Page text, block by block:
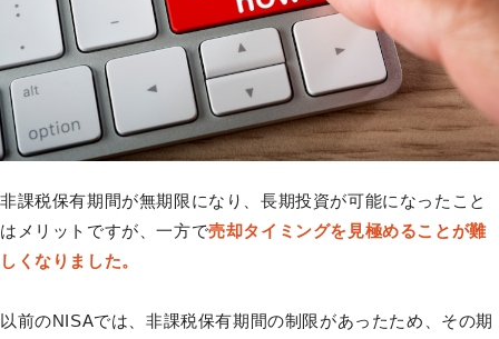
非課税保有期間が無期限になり、長期投資が可能になったこと
はメリットですが、一方で売却タイミングを見極めることが難
しくなりました。
以前のNISAでは、非課税保有期間の制限があったため、その期